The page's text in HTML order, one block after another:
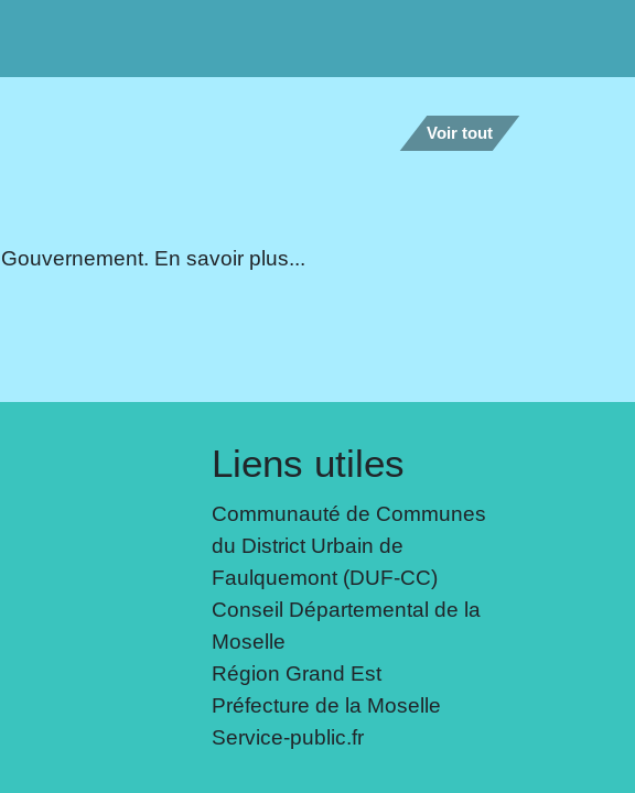
Voir tout
En savoir plus...
Liens utiles
Communauté de Communes
du District Urbain de
Faulquemont (DUF-CC)
Conseil Départemental de la
Moselle
Région Grand Est
Préfecture de la Moselle
Service-public.fr